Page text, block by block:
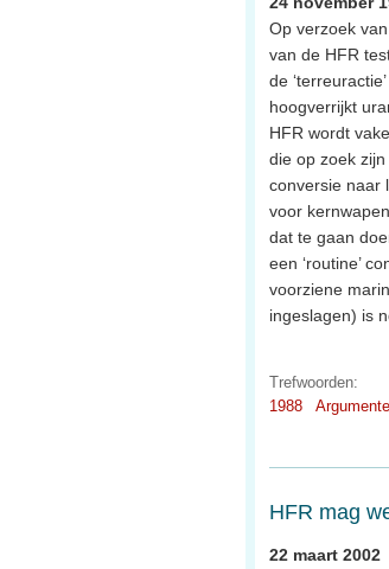
Op verzoek
van de HFR
de
hoogverrijkt
HFR wordt
die op zoek
conversie naar
voor
dat te gaan
een ‘routine’
voorziene
ingeslagen) is
Trefwoorden:
1988
HFR mag
22 maart 2002